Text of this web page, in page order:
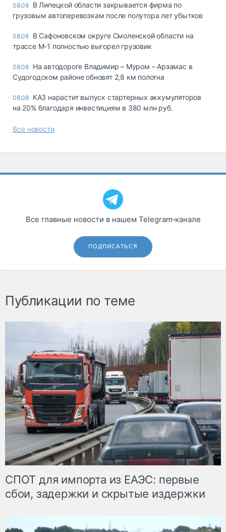
08.08 В Липецкой области закрывается фирма по
грузовым автоперевозкам после полутора лет убытков
08.08 В Сафоновском округе Смоленской области на
трассе М-1 полностью выгорел грузовик
08.08 На автодороге Владимир – Муром – Арзамас в
Судогодском районе обновят 2,8 км полотна
08.08 КАЗ нарастит выпуск стартерных аккумуляторов
на 20% благодаря инвестициям в 380 млн руб.
Все новости
Все главные новости в нашем Telegram‑канале
ПОДПИСАТЬСЯ
Публикации по теме
СПОТ для импорта из ЕАЭС: первые
сбои, задержки и скрытые издержки